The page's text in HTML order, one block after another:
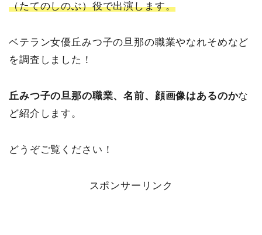
（たてのしのぶ）役で出演します。
ベテラン女優丘みつ子の旦那の職業やなれそめなど
を調査しました！
丘みつ子の旦那の職業、名前、顔画像はあるのかな
ど紹介します。
どうぞご覧ください！
スポンサーリンク